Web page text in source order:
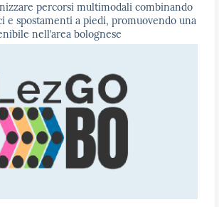
percorsi multimodali combinando
e spostamenti a piedi, promuovendo una
nell’area bolognese